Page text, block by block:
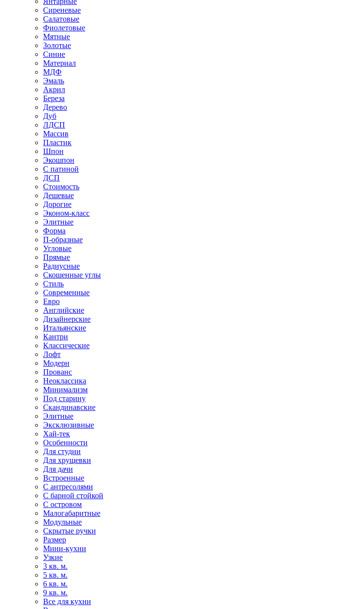
Сиреневые
Салатовые
Фиолетовые
Мятные
Золотые
Синие
Материал
МДФ
Эмаль
Акрил
Береза
Дерево
Дуб
ЛДСП
Массив
Пластик
Шпон
Экошпон
С патиной
ДСП
Стоимость
Дешевые
Дорогие
Эконом-класс
Элитные
Форма
П-образные
Угловые
Прямые
Радиусные
Скошенные углы
Стиль
Современные
Евро
Английские
Дизайнерские
Итальянские
Кантри
Классические
Лофт
Модерн
Прованс
Неоклассика
Минимализм
Под старину
Скандинавские
Элитные
Эксклюзивные
Хай-тек
Особенности
Для студии
Для хрущевки
Для дачи
Встроенные
С антресолями
С барной стойкой
С островом
Малогабаритные
Модульные
Скрытые ручки
Размер
Мини-кухни
Узкие
3 кв. м.
5 кв. м.
6 кв. м.
9 кв. м.
Все для кухни